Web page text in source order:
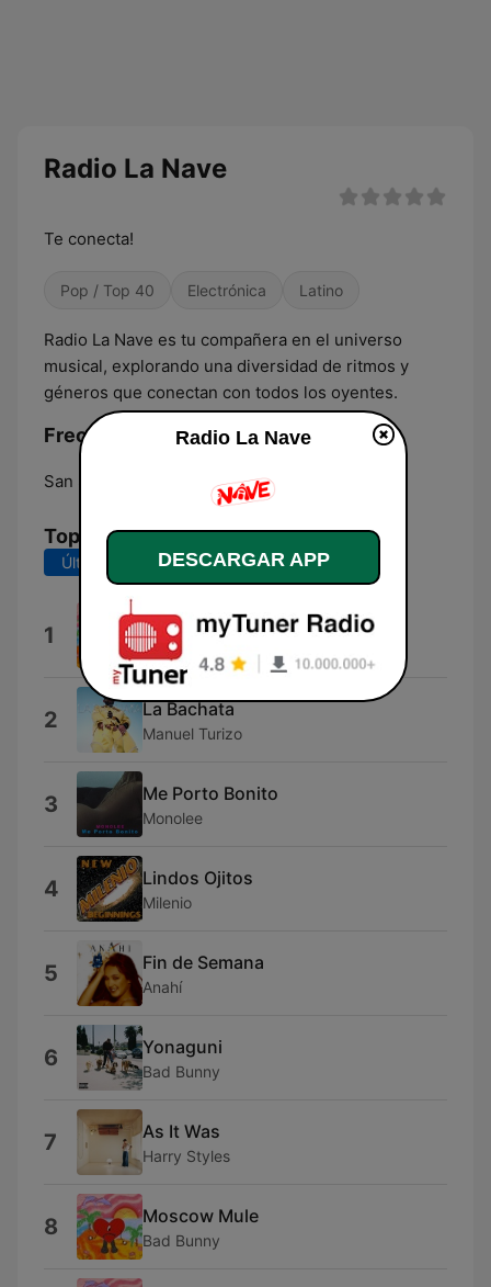
Radio La Nave
Te conecta!
Pop / Top 40 Electrónica Latino
Radio La Nave es tu compañera en el universo
musical, explorando una diversidad de ritmos y
géneros que conectan con todos los oyentes.
Frecuencias Radio La Nave:
San Salvador:
Top Canciones
Últimos 7 días Últimos 30 días
1 Tití Me Preguntó
Bad Bunny
2 La Bachata
Manuel Turizo
3 Me Porto Bonito
Monolee
4 Lindos Ojitos
Milenio
5 Fin de Semana
Anahí
6 Yonaguni
Bad Bunny
7 As It Was
Harry Styles
8 Moscow Mule
Bad Bunny
Radio La Nave
DESCARGAR APP